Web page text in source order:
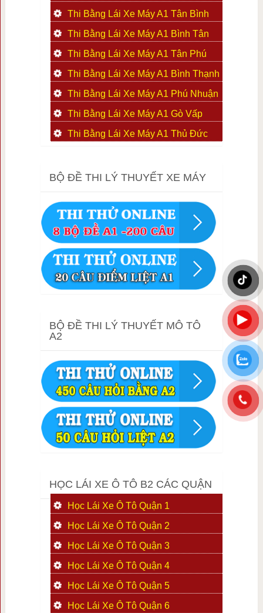
Thi Bằng Lái Xe Máy A1 Tân Bình
Thi Bằng Lái Xe Máy A1 Bình Tân
Thi Bằng Lái Xe Máy A1 Tân Phú
Thi Bằng Lái Xe Máy A1 Bình Thạnh
Thi Bằng Lái Xe Máy A1 Phú Nhuận
Thi Bằng Lái Xe Máy A1 Gò Vấp
Thi Bằng Lái Xe Máy A1 Thủ Đức
BỘ ĐỀ THI LÝ THUYẾT XE MÁY
BỘ ĐỀ THI LÝ THUYẾT MÔ TÔ
A2
HỌC LÁI XE Ô TÔ B2 CÁC QUẬN
Học Lái Xe Ô Tô Quận 1
Học Lái Xe Ô Tô Quận 2
Học Lái Xe Ô Tô Quận 3
Học Lái Xe Ô Tô Quận 4
Học Lái Xe Ô Tô Quận 5
Học Lái Xe Ô Tô Quận 6